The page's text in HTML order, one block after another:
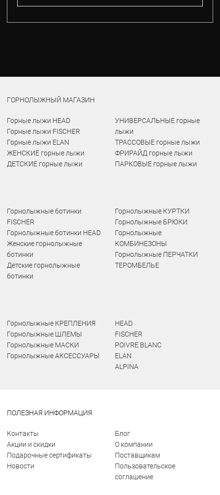
ГОРНОЛЫЖНЫЙ МАГАЗИН
Горные лыжи HEAD
Горные лыжи FISCHER
Горные лыжи ELAN
ЖЕНСКИЕ горные лыжи
ДЕТСКИЕ горные лыжи
УНИВЕРСАЛЬНЫЕ горные
лыжи
ТРАССОВЫЕ горные лыжи
ФРИРАЙД горные лыжи
ПАРКОВЫЕ горные лыжи
Горнолыжные ботинки
FISCHER
Горнолыжные ботинки HEAD
Женские горнолыжные
ботинки
Детские горнолыжные
ботинки
Горнолыжные КУРТКИ
Горнолыжные БРЮКИ
Горнолыжные
КОМБИНЕЗОНЫ
Горнолыжные ПЕРЧАТКИ
ТЕРОМБЕЛЬЕ
Горнолыжные КРЕПЛЕНИЯ
Горнолыжные ШЛЕМЫ
Горнолыжные МАСКИ
Горнолыжные АКСЕССУАРЫ
HEAD
FISCHER
POIVRE BLANC
ELAN
ALPINA
ПОЛЕЗНАЯ ИНФОРМАЦИЯ
Контакты
Акции и скидки
Подарочные сертификаты
Новости
Блог
О компании
Поставщикам
Пользовательское
соглашение